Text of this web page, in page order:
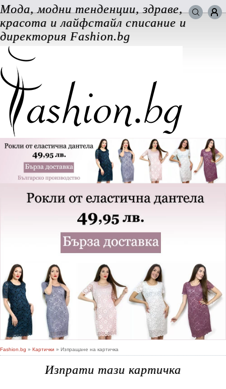
Мода, модни тенденции, здраве,
красота и лайфстайл списание и
директория Fashion.bg
ВХОД за потребители
Fashion.bg » Картички » Изпращане на картичка
Изпрати тази картичка